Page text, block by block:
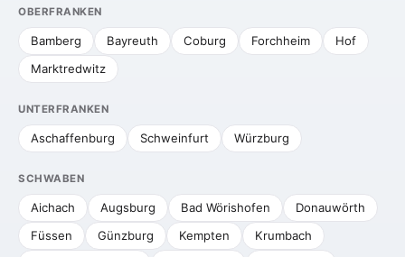
OBERFRANKEN
Bamberg Bayreuth Coburg Forchheim
Hof
Marktredwitz
UNTERFRANKEN
Aschaffenburg Schweinfurt Würzburg
SCHWABEN
Aichach Augsburg Bad Wörishofen
Donauwörth
Füssen
Günzburg Kempten
Krumbach